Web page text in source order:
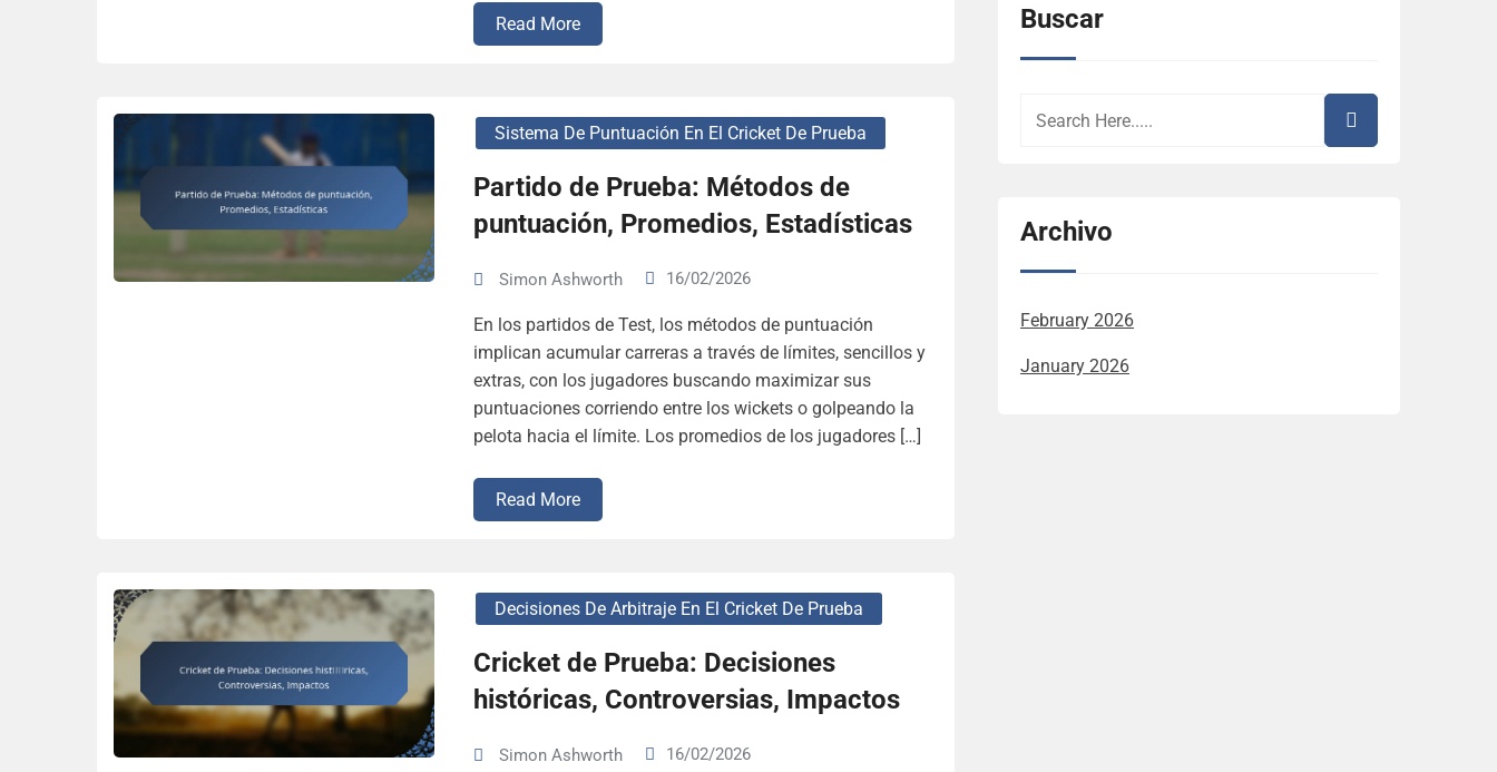
Read More
Sistema De Puntuación En El Cricket De Prueba
Partido de Prueba: Métodos de
puntuación, Promedios, Estadísticas
Simon Ashworth 16/02/2026
En los partidos de Test, los métodos de puntuación
implican acumular carreras a través de límites, sencillos y
extras, con los jugadores buscando maximizar sus
puntuaciones corriendo entre los wickets o golpeando la
pelota hacia el límite. Los promedios de los jugadores […]
Read More
Decisiones De Arbitraje En El Cricket De Prueba
Cricket de Prueba: Decisiones
históricas, Controversias, Impactos
Simon Ashworth 16/02/2026
Buscar
Archivo
February 2026
January 2026